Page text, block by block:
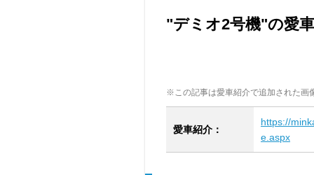
"デミオ2号機"の愛
※この記事は愛車紹介で追加された画
愛車紹介：
https://
e.aspx